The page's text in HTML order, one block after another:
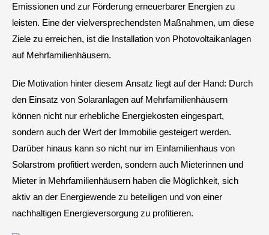
Emissionen und zur Förderung erneuerbarer Energien zu
leisten. Eine der vielversprechendsten Maßnahmen, um diese
Ziele zu erreichen, ist die Installation von Photovoltaikanlagen
auf Mehrfamilienhäusern.
Die Motivation hinter diesem Ansatz liegt auf der Hand: Durch
den Einsatz von Solaranlagen auf Mehrfamilienhäusern
können nicht nur erhebliche Energiekosten eingespart,
sondern auch der Wert der Immobilie gesteigert werden.
Darüber hinaus kann so nicht nur im Einfamilienhaus von
Solarstrom profitiert werden, sondern auch Mieterinnen und
Mieter in Mehrfamilienhäusern haben die Möglichkeit, sich
aktiv an der Energiewende zu beteiligen und von einer
nachhaltigen Energieversorgung zu profitieren.